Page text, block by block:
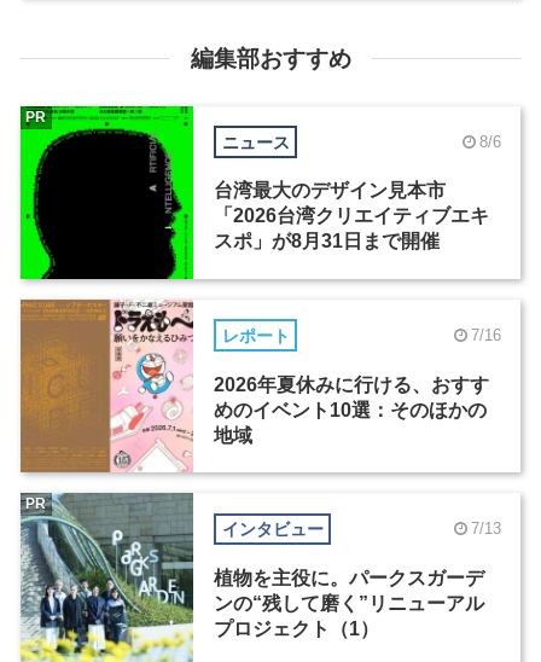
編集部おすすめ
ニュース 8/6
台湾最大のデザイン見本市
「2026台湾クリエイティブエキ
スポ」が8月31日まで開催
PR
レポート 7/16
2026年夏休みに行ける、おすす
めのイベント10選：そのほかの
地域
インタビュー 7/13
植物を主役に。パークスガーデ
ンの“残して磨く”リニューアル
プロジェクト（1）
PR